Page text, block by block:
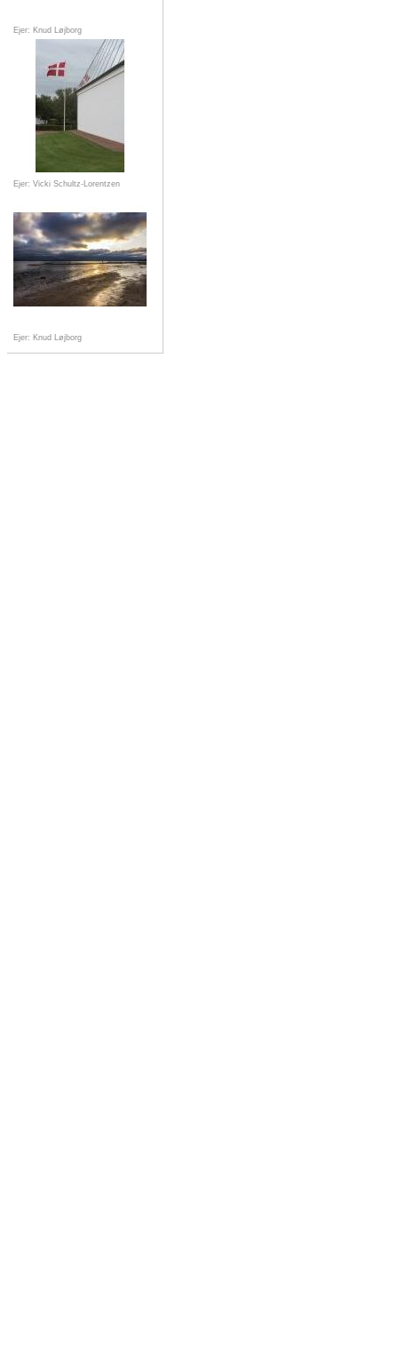
Ejer: Knud Løjborg
Ejer: Vicki Schultz-Lorentzen
Ejer: Knud Løjborg